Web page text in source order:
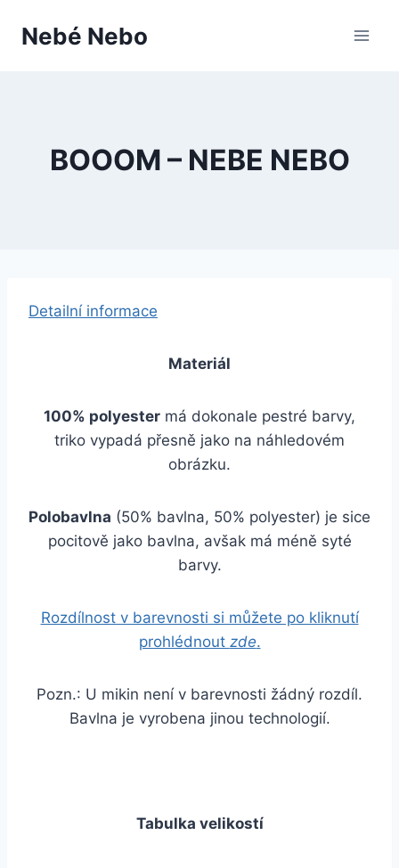
Nebé Nebo
BOOOM – NEBE NEBO
Detailní informace
Materiál
100% polyester má dokonale pestré barvy,
triko vypadá přesně jako na náhledovém
obrázku.
Polobavlna (50% bavlna, 50% polyester) je sice
pocitově jako bavlna, avšak má méně syté
barvy.
Rozdílnost v barevnosti si můžete po kliknutí
prohlédnout zde.
Pozn.: U mikin není v barevnosti žádný rozdíl.
Bavlna je vyrobena jinou technologií.
Tabulka velikostí